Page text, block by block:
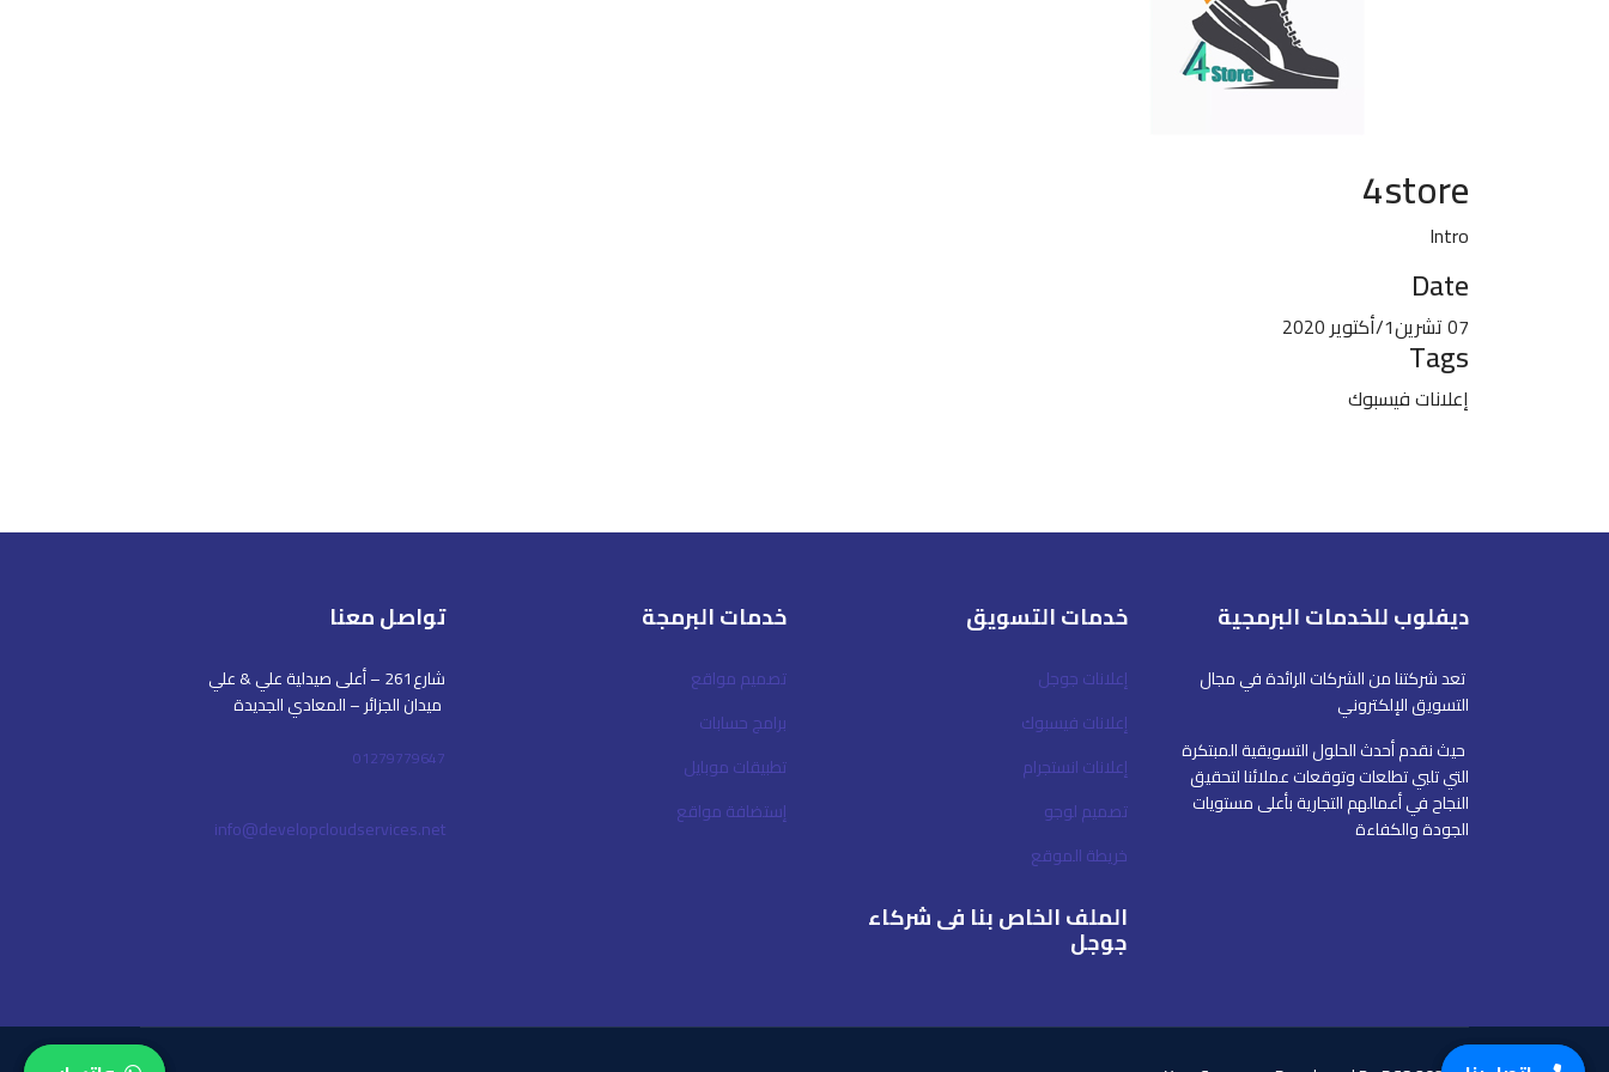
4store
Intro
Date
07 تشرين1/أكتوير 2020
Tags
إعلانات فيسبوك
ديفلوب للخدمات البرمجية
تعد شركتنا من الشركات الرائدة في مجال
التسويق الإلكتروني
حيث نقدم أحدث الحلول التسويقية المبتكرة
التي تلبي تطلعات وتوقعات عملائنا لتحقيق
النجاح في أعمالهم التجارية بأعلى مستويات
الجودة والكفاءة
خدمات التسويق
إعلانات جوجل
إعلانات فيسبوك
إعلانات انستجرام
تصميم لوجو
خريطة الموقع
الملف الخاص بنا فى شركاء
جوجل
خدمات البرمجة
تصميم مواقع
برامج حسابات
تطبيقات موبايل
إستضافة مواقع
تواصل معنا
شارع261 – أعلى صيدلية علي & علي
ميدان الجزائر – المعادي الجديدة
01279779647
info@developcloudservices.net